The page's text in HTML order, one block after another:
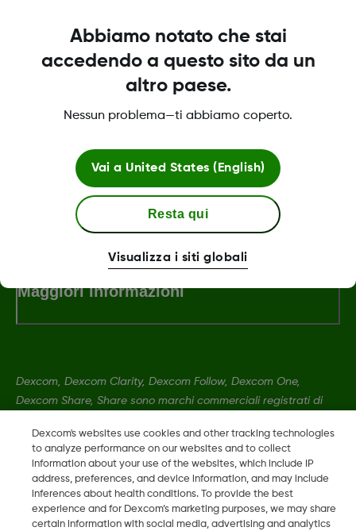
Termini e condizioni
Maggiori informazioni
Dexcom, Dexcom Clarity, Dexcom Follow, Dexcom One,
Dexcom Share, Share sono marchi commerciali registrati di
paesi.
LBL016812 Rev001 •LBL016698 Rev001
Dexcom's websites use cookies and other tracking technologies
to analyze performance on our websites and to collect
information about your use of the websites, which include IP
address, preferences, and device information, and may include
inferences about health conditions. To provide the best
experience and for Dexcom’s marketing purposes, we may share
certain information with social media, advertising and analytics
Abbiamo notato che stai
accedendo a questo sito da un
altro paese.
Nessun problema—ti abbiamo coperto.
Vai a United States (English)
Resta qui
Visualizza i siti globali